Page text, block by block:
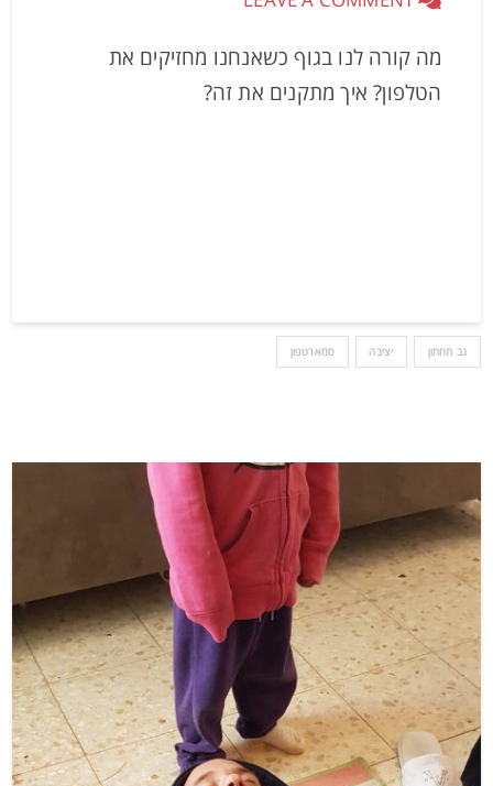
מה קורה לנו בגוף כשאנחנו מחזיקים את
הטלפון? איך מתקנים את זה?
גב תחתון יציבה סמארטפון